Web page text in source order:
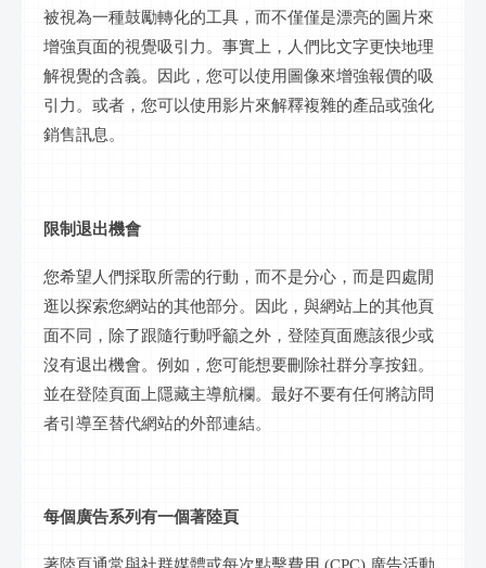
被視為一種鼓勵轉化的工具，而不僅僅是漂亮的圖片來
增強頁面的視覺吸引力。事實上，人們比文字更快地理
解視覺的含義。因此，您可以使用圖像來增強報價的吸
引力。或者，您可以使用影片來解釋複雜的產品或強化
銷售訊息。
限制退出機會
您希望人們採取所需的行動，而不是分心，而是四處閒
逛以探索您網站的其他部分。因此，與網站上的其他頁
面不同，除了跟隨行動呼籲之外，登陸頁面應該很少或
沒有退出機會。例如，您可能想要刪除社群分享按鈕。
並在登陸頁面上隱藏主導航欄。最好不要有任何將訪問
者引導至替代網站的外部連結。
每個廣告系列有一個著陸頁